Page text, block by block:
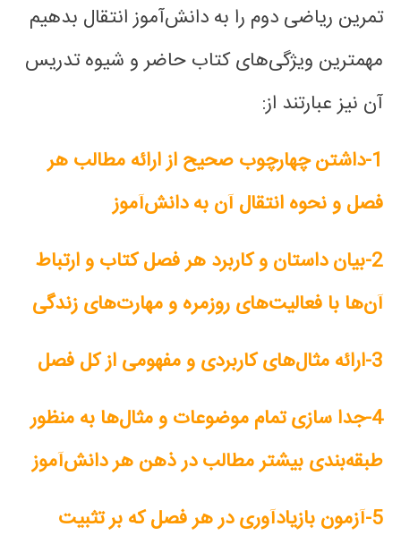
تمرین ریاضی دوم را به دانش‌آموز انتقال بدهیم
مهمترین ویژگی‌های کتاب حاضر و شیوه تدریس
آن نیز عبارتند از:
1-داشتن چهارچوب صحیح از ارائه مطالب هر
فصل و نحوه انتقال آن به دانش‌آموز
2-بیان داستان و کاربرد هر فصل کتاب و ارتباط
آن‌ها با فعالیت‌های روزمره و مهارت‌های زندگی
3-ارائه مثال‌های کاربردی و مفهومی از کل فصل
4-جدا سازی تمام موضوعات و مثال‌ها به منظور
طبقه‌بندی بیشتر مطالب در ذهن هر دانش‌آموز
5-آزمون بازیادآوری در هر فصل که بر تثبیت